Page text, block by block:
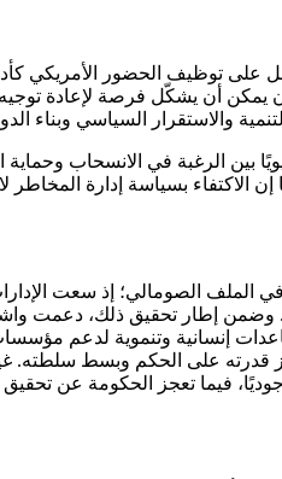
على توظيف الحضور الأمريكي
أن يشكّل فرصة لإعادة توجيه
والاستقرار السياسي وبناء
بين الرغبة في الانسحاب وحماية
بسياسة إدارة المخاطر
الخارجية عن التدخل في الملف الصومالي؛
وضمن إطار تحقيق ذلك، دعمت
إنسانية وتنموية لدعم مؤسسات
ساعية إلى تعزيز قدرته على الحكم
فيما تعجز الحكومة عن